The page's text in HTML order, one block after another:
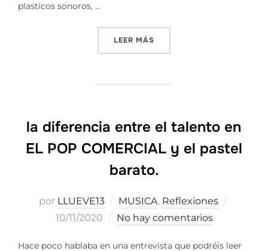
plasticos sonoros, …
LEER MÁS
la diferencia entre el talento en
EL POP COMERCIAL y el pastel
barato.
por LLUEVE13 MUSICA, Reflexiones
10/11/2020 No hay comentarios
Hace poco hablaba en una entrevista que podréis leer